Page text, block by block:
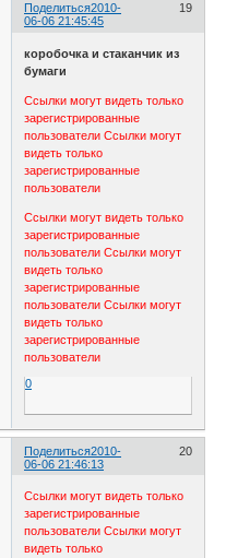
Поделиться 19
2010-
06-06 21:45:45
коробочка и стаканчик из
бумаги
Ссылки могут видеть только
зарегистрированные
пользователи Ссылки могут
видеть только
зарегистрированные
пользователи
Ссылки могут видеть только
зарегистрированные
пользователи Ссылки могут
видеть только
зарегистрированные
пользователи Ссылки могут
видеть только
зарегистрированные
пользователи
0
Поделиться 20
2010-
06-06 21:46:13
Ссылки могут видеть только
зарегистрированные
пользователи Ссылки могут
видеть только